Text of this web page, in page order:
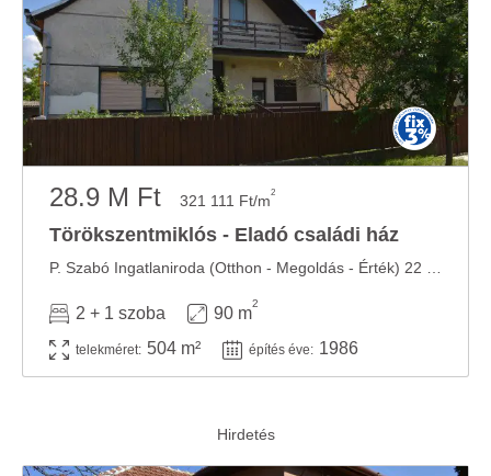
28.9 M Ft 321 111 Ft/m2
Törökszentmiklós - Eladó családi ház
2 + 1 szoba 90 m
2
telekméret: 504 m² építés éve: 1986